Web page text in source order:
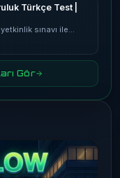
Türkçe Test |
sınavı ile…
Gör